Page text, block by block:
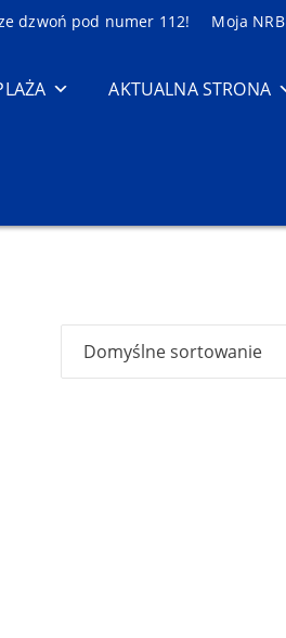
dzwoń pod numer 112! Moja NRB
AKTUALNA STRONA